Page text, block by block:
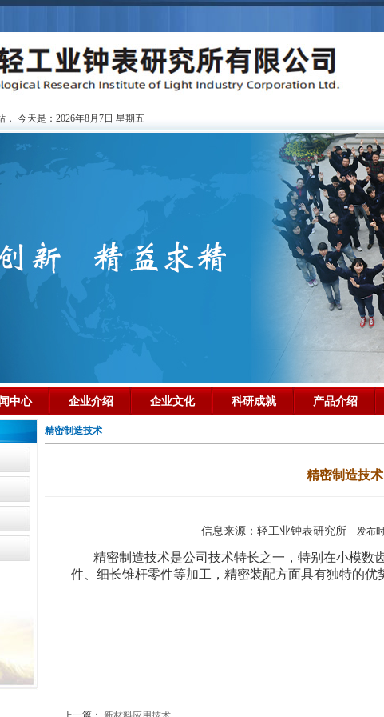
， 今天是：2026年8月7日 星期五
中心 企业介绍 企业文化 科研成就 产品介绍
精密制造技术
精密制造技术
信息来源：轻工业钟表研究所 发布
精密制造技术是公司技术特长之一，特别在小模数
件、细长锥杆零件等加工，精密装配方面具有独特的优